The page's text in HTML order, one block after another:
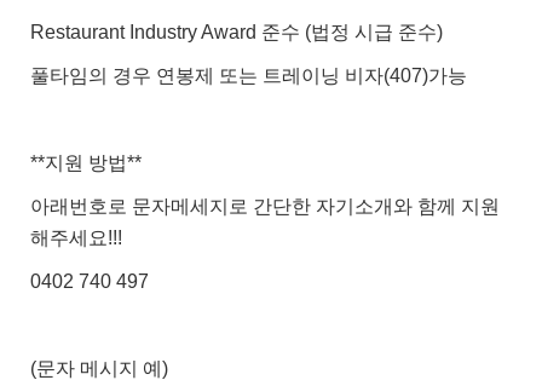
Restaurant Industry Award 준수 (법정 시급 준수)
풀타임의 경우 연봉제 또는 트레이닝 비자(407)가능
**지원 방법**
아래번호로 문자메세지로 간단한 자기소개와 함께 지원
해주세요!!!
0402 740 497
(문자 메시지 예)